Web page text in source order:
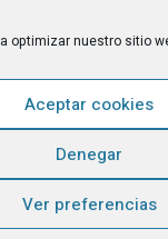
optimizar nuestro sitio
Aceptar cookies
Denegar
Ver preferencias